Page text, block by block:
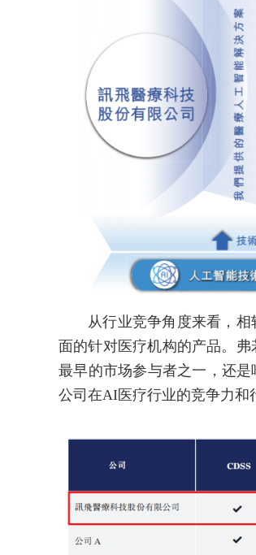
从行业竞争角度来看，相
面的针对医疗机构的产品。
最早的市场参与者之一，还
公司在AI医疗行业的竞争力和